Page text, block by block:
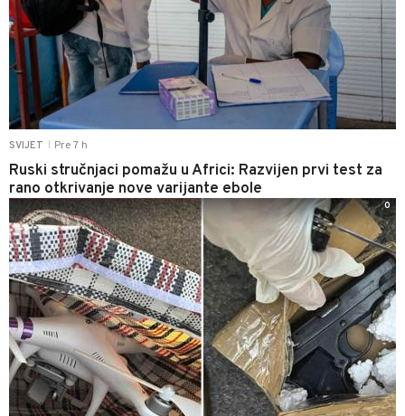
SVIJET Pre 7 h
Ruski stručnjaci pomažu u Africi: Razvijen prvi test za
rano otkrivanje nove varijante ebole
0